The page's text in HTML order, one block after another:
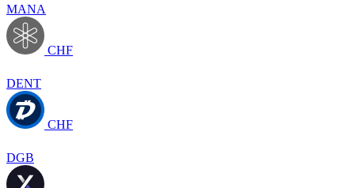
MANA
CHF
DENT
CHF
DGB